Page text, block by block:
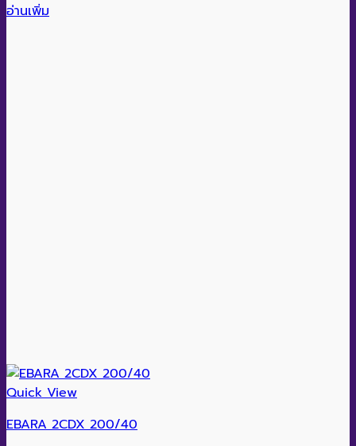
อ่านเพิ่ม
Quick View
EBARA 2CDX 200/40